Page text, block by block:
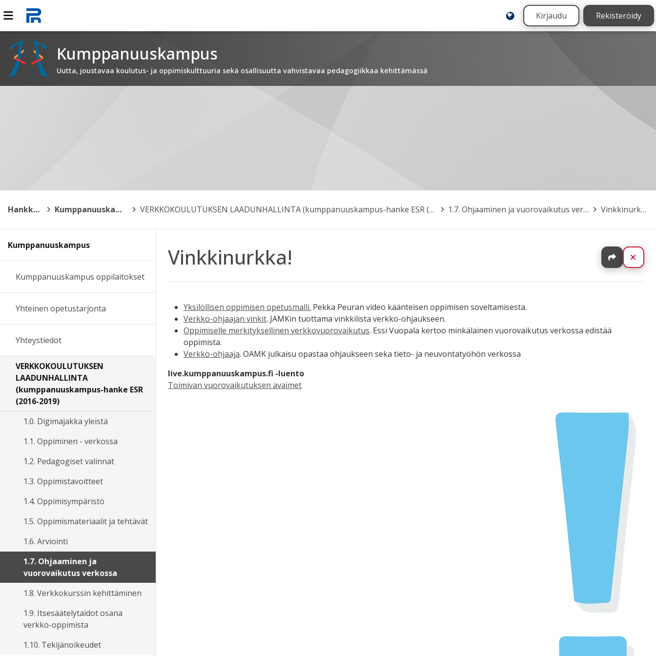
Kirjaudu Rekisteröidy
Kumppanuuskampus
Uutta, joustavaa koulutus- ja oppimiskulttuuria sekä osallisuutta vahvistavaa pedagogiikkaa kehittämässä
Hankkeet > Kumppanuuskampus > VERKKOKOULUTUKSEN LAADUNHALLINTA (kumppanuuskampus-hanke ESR (2016-2019) > 1.7. Ohjaaminen ja vuorovaikutus verkossa > Vinkkinurkka!
Vinkkinurkka! Jaa
Yksilöllisen oppimisen opetusmalli. Pekka Peuran video käänteisen oppimisen soveltamisesta.
Verkko-ohjaajan vinkit. JAMKin tuottama vinkkilista verkko-ohjaukseen.
Oppimiselle merkityksellinen verkkovuorovaikutus. Essi Vuopala kertoo minkälainen vuorovaikutus verkossa edistää
oppimista.
Verkko-ohjaaja. OAMK julkaisu opastaa ohjaukseen seka tieto- ja neuvontatyöhön verkossa
live.kumppanuuskampus.fi -luento
Toimivan vuorovaikutuksen avaimet
Kumppanuuskampus
Kumppanuuskampus oppilaitokset
Yhteinen opetustarjonta
Yhteystiedot
VERKKOKOULUTUKSEN
LAADUNHALLINTA
(kumppanuuskampus-hanke ESR
(2016-2019)
1.0. Digimajakka yleistä
1.1. Oppiminen - verkossa
1.2. Pedagogiset valinnat
1.3. Oppimistavoitteet
1.4. Oppimisympäristö
1.5. Oppimismateriaalit ja tehtävät
1.6. Arviointi
1.7. Ohjaaminen ja
vuorovaikutus verkossa
1.8. Verkkokurssin kehittäminen
1.9. Itsesäätelytaidot osana
verkko-oppimista
1.10. Tekijänoikeudet